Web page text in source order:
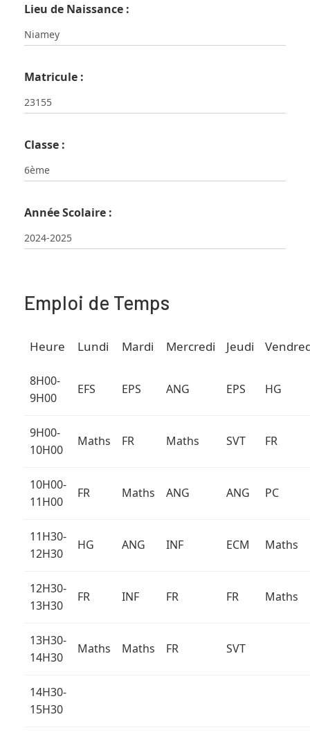
Lieu de Naissance :
Matricule :
Classe :
Année Scolaire :
Emploi de Temps
Heure Lundi Mardi Mercredi Jeudi
8H00-
9H00
EFS EPS ANG EPS HG
9H00-
10H00
Maths FR Maths SVT FR
10H00-
11H00
FR Maths ANG ANG PC
11H30-
12H30
HG ANG INF ECM Maths
12H30-
13H30
FR INF FR FR Maths
13H30-
14H30
Maths Maths FR SVT
14H30-
15H30